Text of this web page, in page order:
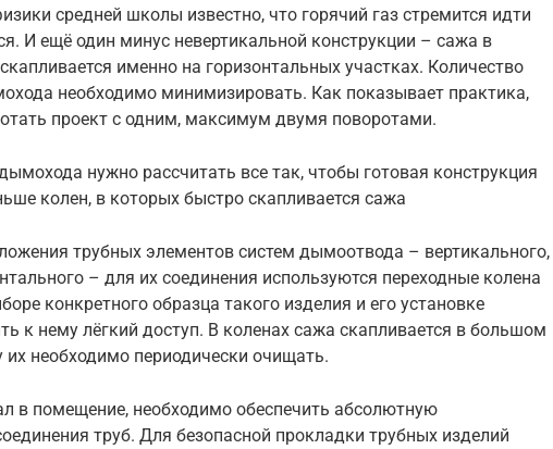
средней школы известно, что горячий газ стремится идти
И ещё один минус невертикальной конструкции – сажа в
именно на горизонтальных участках. Количество
необходимо минимизировать. Как показывает практика,
проект с одним, максимум двумя поворотами.
нужно рассчитать все так, чтобы готовая конструкция
колен, в которых быстро скапливается сажа
трубных элементов систем дымоотвода – вертикального,
– для их соединения используются переходные колена
конкретного образца такого изделия и его установке
к нему лёгкий доступ. В коленах сажа скапливается в большом
их необходимо периодически очищать.
в помещение, необходимо обеспечить абсолютную
труб. Для безопасной прокладки трубных изделий